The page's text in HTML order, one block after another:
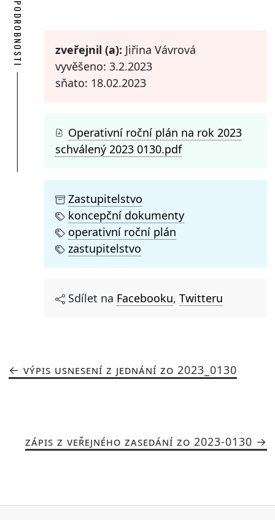
PODROBNOSTI zveřejnil (a): Jiřina Vávrová
vyvěšeno: 3.2.2023
sňato: 18.02.2023
Operativní roční plán na rok 2023
schválený 2023 0130.pdf
Zastupitelstvo
koncepční dokumenty
operativní roční plán
zastupitelstvo
Sdílet na Facebooku, Twitteru
VÝPIS USNESENÍ Z JEDNÁNÍ ZO 2023_0130
ZÁPIS Z VEŘEJNÉHO ZASEDÁNÍ ZO 2023-0130